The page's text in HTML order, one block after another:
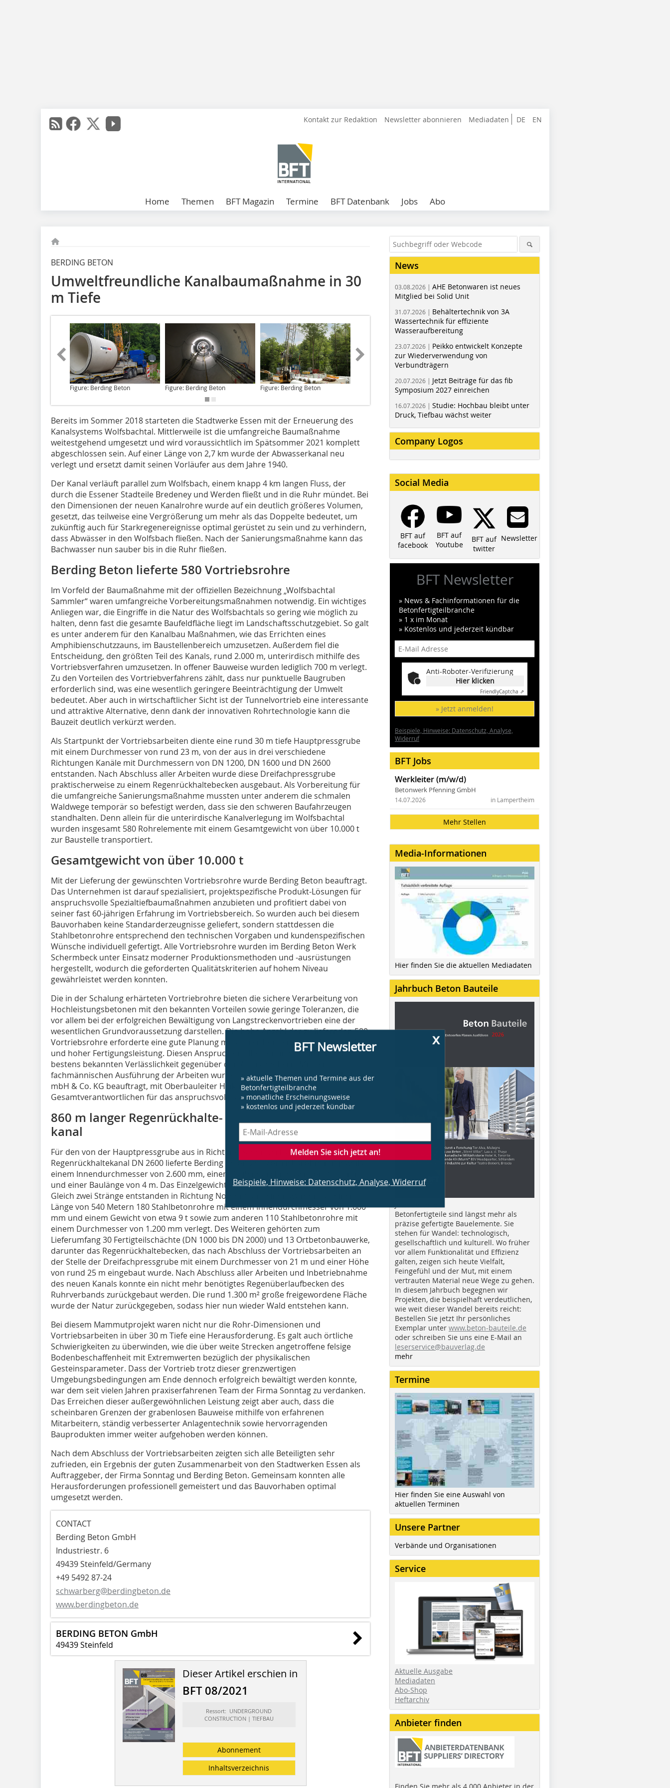
DE EN
Kontakt zur Redaktion Newsletter abonnieren Mediadaten
Home Themen BFT Magazin Termine BFT Datenbank Jobs Abo
BERDING BETON
Umweltfreundliche Kanalbaumaßnahme in 30
m Tiefe
Figure: Berding Beton Figure: Berding Beton Figure: Berding Beton Figure: Berding Beton Figure: Berding Beton
Bereits im Sommer2018 starteten die Stadtwerke Essen mit der Erneuerung des
Kanalsystems Wolfsbachtal. Mittlerweile ist die umfangreiche Baumaßnahme
weitestgehend umgesetzt und wird voraussichtlich im Spätsommer 2021 komplett
abgeschlossen sein. Auf einer Länge von 2,7 km wurde der Abwasserkanal neu
verlegt und ersetzt damit seinen Vorläufer aus dem Jahre 1940.
Der Kanal verläuft parallel zum Wolfsbach, einem knapp 4 km langen Fluss, der
durch die Essener Stadteile Bredeney und Werden fließt und in die Ruhr mündet. Bei
den Dimensionen der neuen Kanalrohre wurde auf ein deutlich größeres Volumen,
gesetzt, das teilweise eine Vergrößerung um mehr als das Doppelte bedeutet, um
zukünftig auch für Starkregenereignisse optimal gerüstet zu sein und zu verhindern,
dass Abwässer in den Wolfsbach fließen. Nach der Sanierungsmaßnahme kann das
Bachwasser nun sauber bis in die Ruhr fließen.
Berding Beton lieferte 580 Vortriebsrohre
Im Vorfeld der Baumaßnahme mit der offiziellen Bezeichnung „Wolfsbachtal
Sammler“ waren umfangreiche Vorbereitungsmaßnahmen notwendig. Ein wichtiges
Anliegen war, die Eingriffe in die Natur des Wolfsbachtals so gering wie möglich zu
halten, denn fast die gesamte Baufeldfläche liegt im Landschaftsschutzgebiet. So galt
es unter anderem für den Kanalbau Maßnahmen, wie das Errichten eines
Amphibienschutzzauns, im Baustellenbereich umzusetzen. Außerdem fiel die
Entscheidung, den größten Teil des Kanals, rund 2.000 m, unterirdisch mithilfe des
Vortriebsverfahren umzusetzen. In offener Bauweise wurden lediglich 700 m verlegt.
Zu den Vorteilen des Vortriebverfahrens zählt, dass nur punktuelle Baugruben
erforderlich sind, was eine wesentlich geringere Beeinträchtigung der Umwelt
bedeutet. Aber auch in wirtschaftlicher Sicht ist der Tunnelvortrieb eine interessante
und attraktive Alternative, denn dank der innovativen Rohrtechnologie kann die
Bauzeit deutlich verkürzt werden.
Als Startpunkt der Vortriebsarbeiten diente eine rund 30 m tiefe Hauptpressgrube
mit einem Durchmesser von rund 23 m, von der aus in drei verschiedene
Richtungen Kanäle mit Durchmessern von DN 1200, DN 1600 und DN 2600
entstanden. Nach Abschluss aller Arbeiten wurde diese Dreifachpressgrube
praktischerweise zu einem Regenrückhaltebecken ausgebaut. Als Vorbereitung für
die umfangreiche Sanierungsmaßnahme mussten unter anderem die schmalen
Waldwege temporär so befestigt werden, dass sie den schweren Baufahrzeugen
standhalten. Denn allein für die unterirdische Kanalverlegung im Wolfsbachtal
wurden insgesamt 580 Rohrelemente mit einem Gesamtgewicht von über 10.000 t
zur Baustelle transportiert.
Gesamtgewicht von über 10.000 t
Mit der Lieferung der gewünschten Vortriebsrohre wurde Berding Beton beauftragt.
Das Unternehmen ist darauf spezialisiert, projektspezifische Produkt-Lösungen für
anspruchsvolle Spezialtiefbaumaßnahmen anzubieten und profitiert dabei von
seiner fast 60-jährigen Erfahrung im Vortriebsbereich. So wurden auch bei diesem
Bauvorhaben keine Standarderzeugnisse geliefert, sondern stattdessen die
Stahlbetonrohre entsprechend den technischen Vorgaben und kundenspezifischen
Wünsche individuell gefertigt. Alle Vortriebsrohre wurden im Berding Beton Werk
Schermbeck unter Einsatz moderner Produktionsmethoden und -ausrüstungen
hergestellt, wodurch die geforderten Qualitätskriterien auf hohem Niveau
gewährleistet werden konnten.
Die in der Schalung erhärteten Vortriebrohre bieten die sichere Verarbeitung von
Hochleistungsbetonen mit den bekannten Vorteilen sowie geringe Toleranzen, die
vor allem bei der erfolgreichen Bewältigung von Langstreckenvortrieben eine der
wesentlichen Grundvoraussetzung darstellen. Die hohe Anzahl der zu liefernden 580
Vortriebsrohre erforderte eine gute Planung mit ausreichendem Produktionsvorlauf
und hoher Fertigungsleistung. Diesen Anspruch erfüllte Berding Beton mit der
bestens bekannten Verlässlichkeit gegenüber den Auftraggebern. Mit der
fachmännischen Ausführung der Arbeiten wurde die Firma Sonntag Baugesellschaft
mbH & Co. KG beauftragt, mit Oberbauleiter Heiko Andres als
Gesamtverantwortlichen für das anspruchsvolle Großprojekt.
860 m langer Regenrückhalte-
kanal
Für den von der Hauptpressgrube aus in Richtung Süden verlaufenden 860 m langen
Regenrückhaltekanal DN 2600 lieferte Berding Beton 290 Vortriebsrohre mit jeweils
einem Innendurchmesser von 2.600 mm, einem Außendurchmesser von 3.100 mm
und einer Baulänge von 4 m. Das Einzelgewicht eines Vortriebsrohrs liegt bei 28 t.
Gleich zwei Stränge entstanden in Richtung Norden: zum einen wurden auf einer
Länge von 540 Metern 180 Stahlbetonrohre mit einem Innendurchmesser von 1.600
mm und einem Gewicht von etwa 9 t sowie zum anderen 110 Stahlbetonrohre mit
einem Durchmesser von 1.200 mm verlegt. Des Weiteren gehörten zum
Lieferumfang 30 Fertigteilschächte (DN 1000 bis DN 2000) und 13 Ortbetonbauwerke,
darunter das Regenrückhaltebecken, das nach Abschluss der Vortriebsarbeiten an
der Stelle der Dreifachpressgrube mit einem Durchmesser von 21 m und einer Höhe
von rund 25 m eingebaut wurde. Nach Abschluss aller Arbeiten und Inbetriebnahme
des neuen Kanals konnte ein nicht mehr benötigtes Regenüberlaufbecken des
Ruhrverbands zurückgebaut werden. Die rund 1.300 m² große freigewordene Fläche
wurde der Natur zurückgegeben, sodass hier nun wieder Wald entstehen kann.
Bei diesem Mammutprojekt waren nicht nur die Rohr-Dimensionen und
Vortriebsarbeiten in über 30 m Tiefe eine Herausforderung. Es galt auch örtliche
Schwierigkeiten zu überwinden, wie die über weite Strecken angetroffene felsige
Bodenbeschaffenheit mit Extremwerten bezüglich der physikalischen
Gesteinsparameter. Dass der Vortrieb trotz dieser grenzwertigen
Umgebungsbedingungen am Ende dennoch erfolgreich bewältigt werden konnte,
war dem seit vielen Jahren praxiserfahrenen Team der Firma Sonntag zu verdanken.
Das Erreichen dieser außergewöhnlichen Leistung zeigt aber auch, dass die
scheinbaren Grenzen der grabenlosen Bauweise mithilfe von erfahrenen
Mitarbeitern, ständig verbesserter Anlagentechnik sowie hervorragenden
Bauprodukten immer weiter aufgehoben werden können.
Nach dem Abschluss der Vortriebsarbeiten zeigten sich alle Beteiligten sehr
zufrieden, ein Ergebnis der guten Zusammenarbeit von den Stadtwerken Essen als
Auftraggeber, der Firma Sonntag und Berding Beton. Gemeinsam konnten alle
Herausforderungen professionell gemeistert und das Bauvorhaben optimal
umgesetzt werden.
CONTACT
Berding Beton GmbH
Industriestr. 6
49439 Steinfeld/Germany
+49 5492 87-24
schwarberg@berdingbeton.de
www.berdingbeton.de
BERDING BETON GmbH
49439 Steinfeld
Dieser Artikel erschien in
BFT 08/2021
Ressort: UNDERGROUND
CONSTRUCTION | TIEFBAU
Abonnement
Inhaltsverzeichnis
x
BFT Newsletter
» aktuelle Themen und Termine aus der
Betonfertigteilbranche
» monatliche Erscheinungsweise
» kostenlos und jederzeit kündbar
Melden Sie sich jetzt an!
Beispiele, Hinweise: Datenschutz, Analyse, Widerruf
News
03.08.2026 | AHE Betonwaren ist neues
Mitglied bei Solid Unit
31.07.2026 | Behältertechnik von 3A
Wassertechnik für effiziente
Wasseraufbereitung
23.07.2026 | Peikko entwickelt Konzepte
zur Wiederverwendung von
Verbundträgern
20.07.2026 | Jetzt Beiträge für das fib
Symposium 2027 einreichen
16.07.2026 | Studie: Hochbau bleibt unter
Druck, Tiefbau wächst weiter
Company Logos
Social Media
BFT auf
facebook
BFT auf
Youtube
BFT auf
twitter
Newsletter
BFT Newsletter
» News & Fachinformationen für die
Betonfertigteilbranche
» 1 x im Monat
» Kostenlos und jederzeit kündbar
Anti-Roboter-Verifizierung
Hier klicken
FriendlyCaptcha ⇗
» Jetzt anmelden!
Beispiele, Hinweise: Datenschutz, Analyse,
Widerruf
BFT Jobs
Werkleiter (m/w/d)
Betonwerk Pfenning GmbH
in Lampertheim
14.07.2026
Mehr Stellen
Media-Informationen
Hier finden Sie die aktuellen Mediadaten
Jahrbuch Beton Bauteile
Betonfertigteile sind längst mehr als
präzise gefertigte Bauelemente. Sie
stehen für Wandel: technologisch,
gesellschaftlich und kulturell. Wo früher
vor allem Funktionalität und Effizienz
galten, zeigen sich heute Vielfalt,
Feingefühl und der Mut, mit einem
vertrauten Material neue Wege zu gehen.
In diesem Jahrbuch begegnen wir
Projekten, die beispielhaft verdeutlichen,
wie weit dieser Wandel bereits reicht:
Bestellen Sie jetzt Ihr persönliches
Exemplar unter www.beton-bauteile.de
oder schreiben Sie uns eine E-Mail an
leserservice@bauverlag.de
mehr
Termine
Hier finden Sie eine Auswahl von
aktuellen Terminen
Unsere Partner
Verbände und Organisationen
Service
Aktuelle Ausgabe
Mediadaten
Abo-Shop
Heftarchiv
Anbieter finden